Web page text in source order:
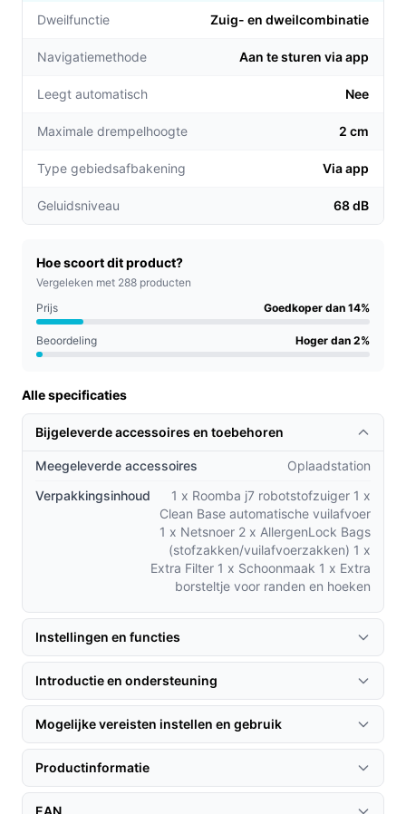
en dweilen tegelijk, waardoor je vloer dagelijks
Slimme objectdetectie: De robot herkent en
zonder onderbrekingen zijn werk kan doen.
Efficiënte reiniging met SmartScrub: De
waardoor zelfs hardnekkige vlekken eenvoudig
Voor welke doelgroep?
Deze robotstofzuiger is ideaal voor drukke
huishoudens, gezinnen met kinderen of huisdieren, en
iedereen die waarde hecht aan een schone
leefomgeving zonder veel moeite. Of je nu een groot
huis hebt met veel vloeren of een klein appartement, de
Praktische voordelen t.o.v. alternatieven
vergelijking met andere robotstofzuigers?
Unieke dweilfunctie: In tegenstelling tot veel
concurrenten tilt de Roomba Combo j7 de dweil
omhoog bij tapijt, zodat deze altijd droog blijft.
Gebruiksgemak: De robot is eenvoudig te
bedienen via een app, zodat je hem op afstand kunt
aansteken en instellen.
Langdurige prestaties: Met een batterijduur van
120 minuten en een oplaadtijd van 180 minuten, is
de Roomba altijd klaar voor een schoonmaakbeurt.
Gebruik & praktische tips
Om het meeste uit jouw Roomba Combo j7 te halen, zijn
hier enkele handige tips:
Dweilfunctie Zuig- en dweilcombinatie​
Navigatiemethode Aan te sturen via app
Leegt automatisch Nee
Maximale drempelhoogte 2 cm
Type gebiedsafbakening Via app
Geluidsniveau 68 dB
Hoe scoort dit product?
Vergeleken met 288 producten
Prijs
Goedkoper dan 14%
Beoordeling Hoger dan 2%
Alle specificaties
Bijgeleverde accessoires en toebehoren
Meegeleverde accessoires
Oplaadstation
Verpakkingsinhoud
1 x Roomba j7 robotstofzuiger 1 x
Clean Base automatische vuilafvoer
1 x Netsnoer 2 x AllergenLock Bags
(stofzakken/vuilafvoerzakken) 1 x
Extra Filter 1 x Schoonmaak 1 x Extra
borsteltje voor randen en hoeken
Instellingen en functies
Introductie en ondersteuning
Mogelijke vereisten instellen en gebruik
Productinformatie
EAN